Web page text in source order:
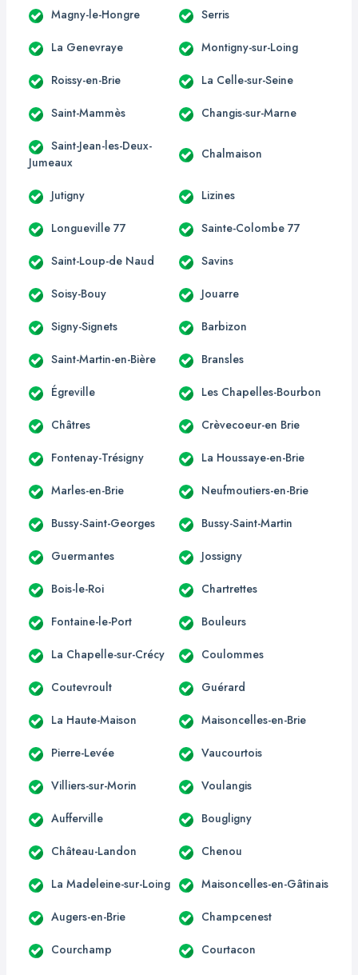
Magny-le-Hongre Serris
La Genevraye Montigny-sur-Loing
Roissy-en-Brie La Celle-sur-Seine
Saint-Mammès Changis-sur-Marne
Saint-Jean-les-Deux-
Jumeaux
Chalmaison
Jutigny Lizines
Longueville 77 Sainte-Colombe 77
Saint-Loup-de Naud Savins
Soisy-Bouy Jouarre
Signy-Signets Barbizon
Saint-Martin-en-Bière Bransles
Égreville Les Chapelles-Bourbon
Châtres Crèvecoeur-en Brie
Fontenay-Trésigny La Houssaye-en-Brie
Marles-en-Brie Neufmoutiers-en-Brie
Bussy-Saint-Georges Bussy-Saint-Martin
Guermantes Jossigny
Bois-le-Roi Chartrettes
Fontaine-le-Port Bouleurs
La Chapelle-sur-Crécy Coulommes
Coutevroult Guérard
La Haute-Maison Maisoncelles-en-Brie
Pierre-Levée Vaucourtois
Villiers-sur-Morin Voulangis
Aufferville Bougligny
Château-Landon Chenou
La Madeleine-sur-Loing Maisoncelles-en-Gâtinais
Augers-en-Brie Champcenest
Courchamp Courtacon